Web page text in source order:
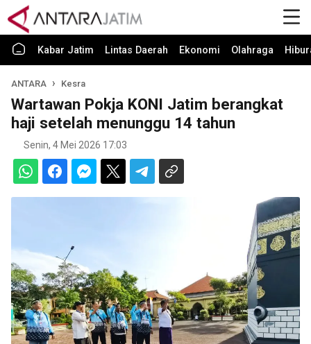
Kabar Jatim Lintas Daerah Ekonomi Olahraga
ANTARA Kesra
Wartawan Pokja KONI Jatim berangkat
haji setelah menunggu 14 tahun
Senin, 4 Mei 2026 17:03